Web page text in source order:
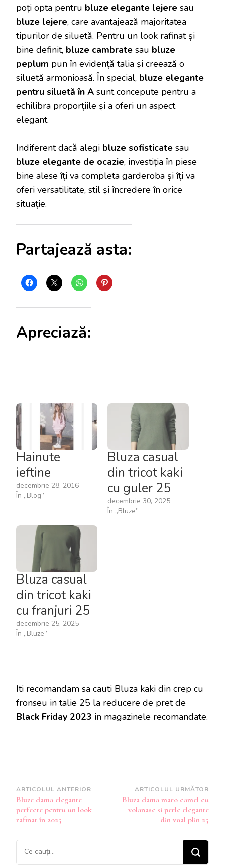
poți opta pentru bluze elegante lejere sau
bluze lejere, care avantajează majoritatea
tipurilor de siluetă. Pentru un look rafinat și
bine definit, bluze cambrate sau bluze
peplum pun în evidență talia și creează o
siluetă armonioasă. În special, bluze elegante
pentru siluetă în A sunt concepute pentru a
echilibra proporțiile și a oferi un aspect
elegant.
Indiferent dacă alegi bluze sofisticate sau
bluze elegante de ocazie, investiția în piese
bine alese îți va completa garderoba și îți va
oferi versatilitate, stil și încredere în orice
situație.
Partajează asta:
Apreciază:
Hainute
ieftine
decembrie 28, 2016
În „Blog”
Bluza casual
din tricot kaki
cu guler 25
decembrie 30, 2025
În „Bluze”
Bluza casual
din tricot kaki
cu franjuri 25
decembrie 25, 2025
În „Bluze”
Iti recomandam sa cauti Bluza kaki din crep cu
fronseu in talie 25 la reducere de pret de
Black Friday 2023 in magazinele recomandate.
Navigare
în
articole
ARTICOLUL ANTERIOR
Bluze dama elegante
perfecte pentru un look
rafinat în 2025
ARTICOLUL URMĂTOR
Bluza dama maro camel cu
volanase si perle elegante
din voal plin 25
Cauți
ceva?